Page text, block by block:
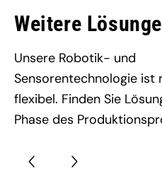
Weitere
Unsere Robotik- und
Sensorentechnologie ist
flexibel. Finden Sie
Phase des